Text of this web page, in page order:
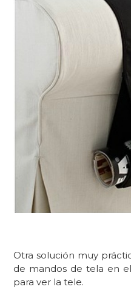
Otra solución muy
de mandos de tela en
para ver la tele.